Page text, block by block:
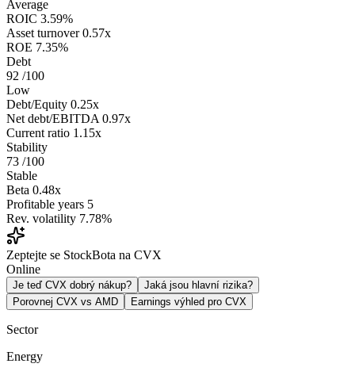
Average
ROIC 3.59%
Asset turnover 0.57x
ROE 7.35%
Debt
92 /100
Low
Debt/Equity 0.25x
Net debt/EBITDA 0.97x
Current ratio 1.15x
Stability
73 /100
Stable
Beta 0.48x
Profitable years 5
Rev. volatility 7.78%
Zeptejte se StockBota na CVX
Online
Je teď CVX dobrý nákup?
Jaká jsou hlavní rizika?
Porovnej CVX vs AMD
Earnings výhled pro CVX
Sector
Energy